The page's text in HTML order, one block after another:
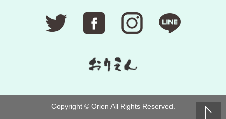
Copyright © Orien All Rights Reserved.